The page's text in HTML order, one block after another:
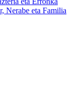
Nerabe eta Familia